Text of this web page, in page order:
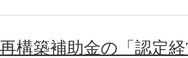
構築補助金の「認定